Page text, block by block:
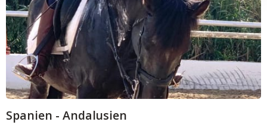
Spanien - Andalusien